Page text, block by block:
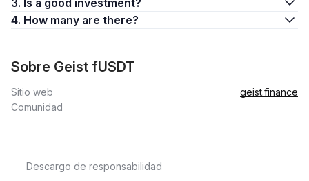
3. Is a good investment?
4. How many are there?
Sobre Geist fUSDT
Sitio web
geist.finance
Comunidad
Descargo de responsabilidad